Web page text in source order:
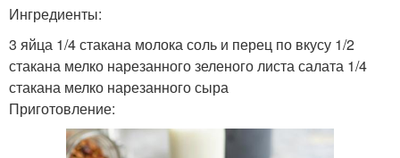
Ингредиенты:
3 яйца 1/4 стакана молока соль и перец по вкусу 1/2
стакана мелко нарезанного зеленого листа салата 1/4
стакана мелко нарезанного сыра
Приготовление: